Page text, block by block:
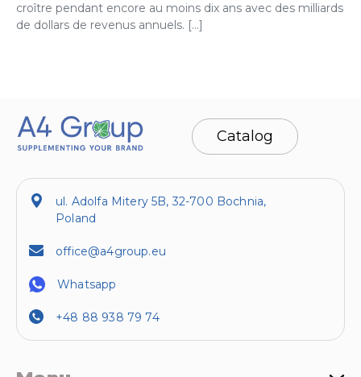
croître pendant encore au moins dix ans avec des milliards
de dollars de revenus annuels. […]
Catalog
ul. Adolfa Mitery 5B, 32-700 Bochnia,
Poland
office@a4group.eu
Whatsapp
+48 88 938 79 74